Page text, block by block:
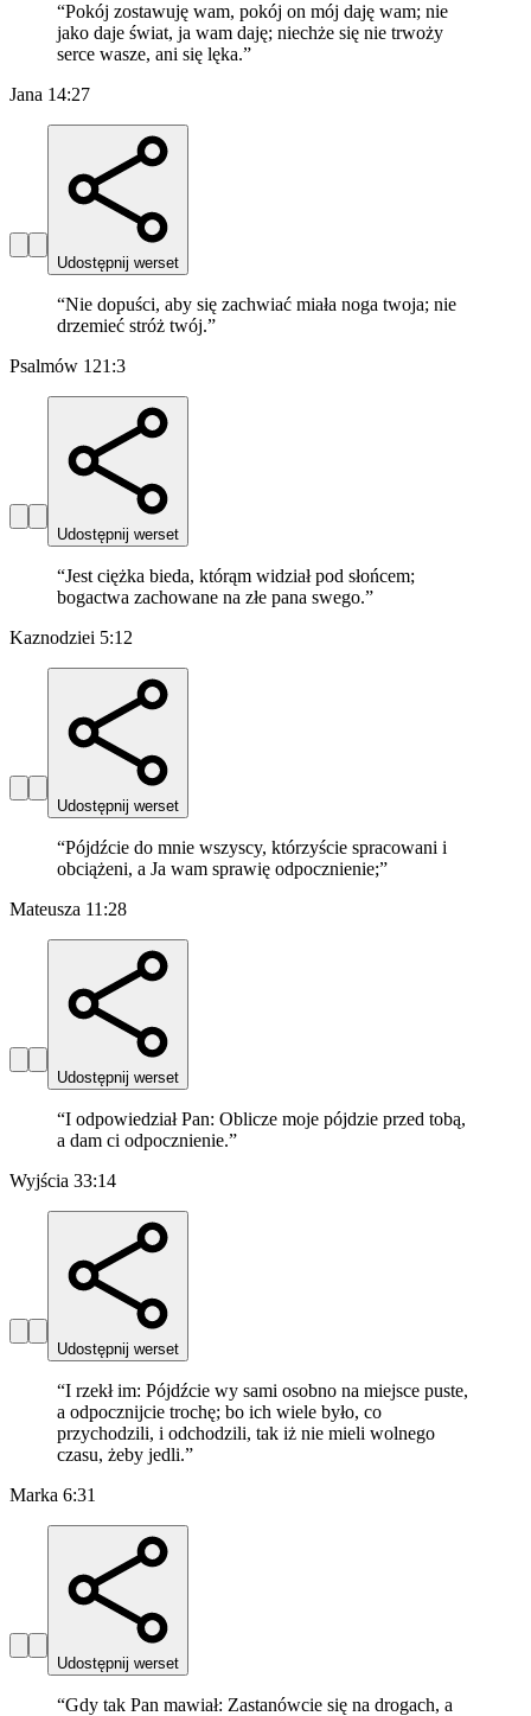
“Pokój zostawuję wam, pokój on mój daję wam; nie
jako daje świat, ja wam daję; niechże się nie trwoży
serce wasze, ani się lęka.”
Jana 14:27
Udostępnij werset
“Nie dopuści, aby się zachwiać miała noga twoja; nie
drzemieć stróż twój.”
Psalmów 121:3
Udostępnij werset
“Jest ciężka bieda, którąm widział pod słońcem;
bogactwa zachowane na złe pana swego.”
Kaznodziei 5:12
Udostępnij werset
“Pójdźcie do mnie wszyscy, którzyście spracowani i
obciążeni, a Ja wam sprawię odpocznienie;”
Mateusza 11:28
Udostępnij werset
“I odpowiedział Pan: Oblicze moje pójdzie przed tobą,
a dam ci odpocznienie.”
Wyjścia 33:14
Udostępnij werset
“I rzekł im: Pójdźcie wy sami osobno na miejsce puste,
a odpocznijcie trochę; bo ich wiele było, co
przychodzili, i odchodzili, tak iż nie mieli wolnego
czasu, żeby jedli.”
Marka 6:31
Udostępnij werset
“Gdy tak Pan mawiał: Zastanówcie się na drogach, a